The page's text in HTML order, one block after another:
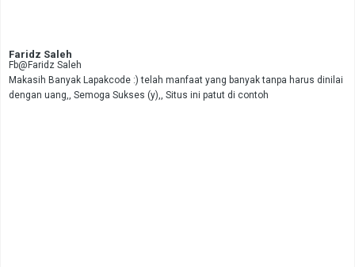
Faridz Saleh
Fb@Faridz Saleh
Makasih Banyak Lapakcode :) telah manfaat yang banyak tanpa harus dinilai
dengan uang,, Semoga Sukses (y),, Situs ini patut di contoh